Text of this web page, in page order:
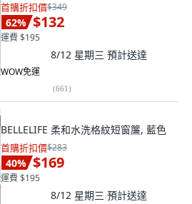
首購折扣價$349
62% $132
運費 $195
8/12 星期三 預計送達
WOW免運
(661)
BELLELIFE 柔和水洗格紋短窗簾, 藍色
首購折扣價$283
40% $169
運費 $195
8/12 星期三 預計送達